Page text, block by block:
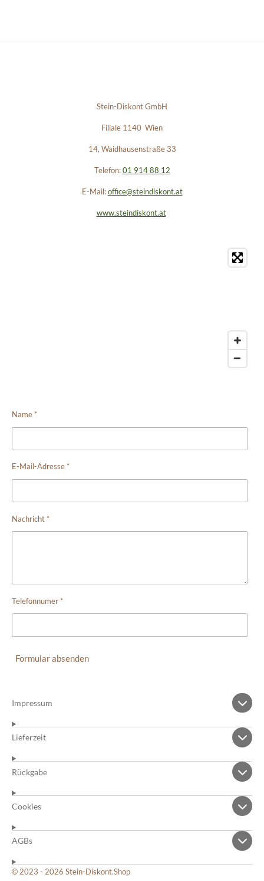
Stein-Diskont GmbH
Filiale 1140 Wien
14, Waidhausenstraße 33
Telefon: 01 914 88 12
E-Mail: office@steindiskont.at
www.steindiskont.at
Name *
E-Mail-Adresse *
Nachricht *
Telefonnumer *
Formular absenden
Impressum
Lieferzeit
Rückgabe
Cookies
AGBs
© 2023 - 2026 Stein-Diskont.Shop